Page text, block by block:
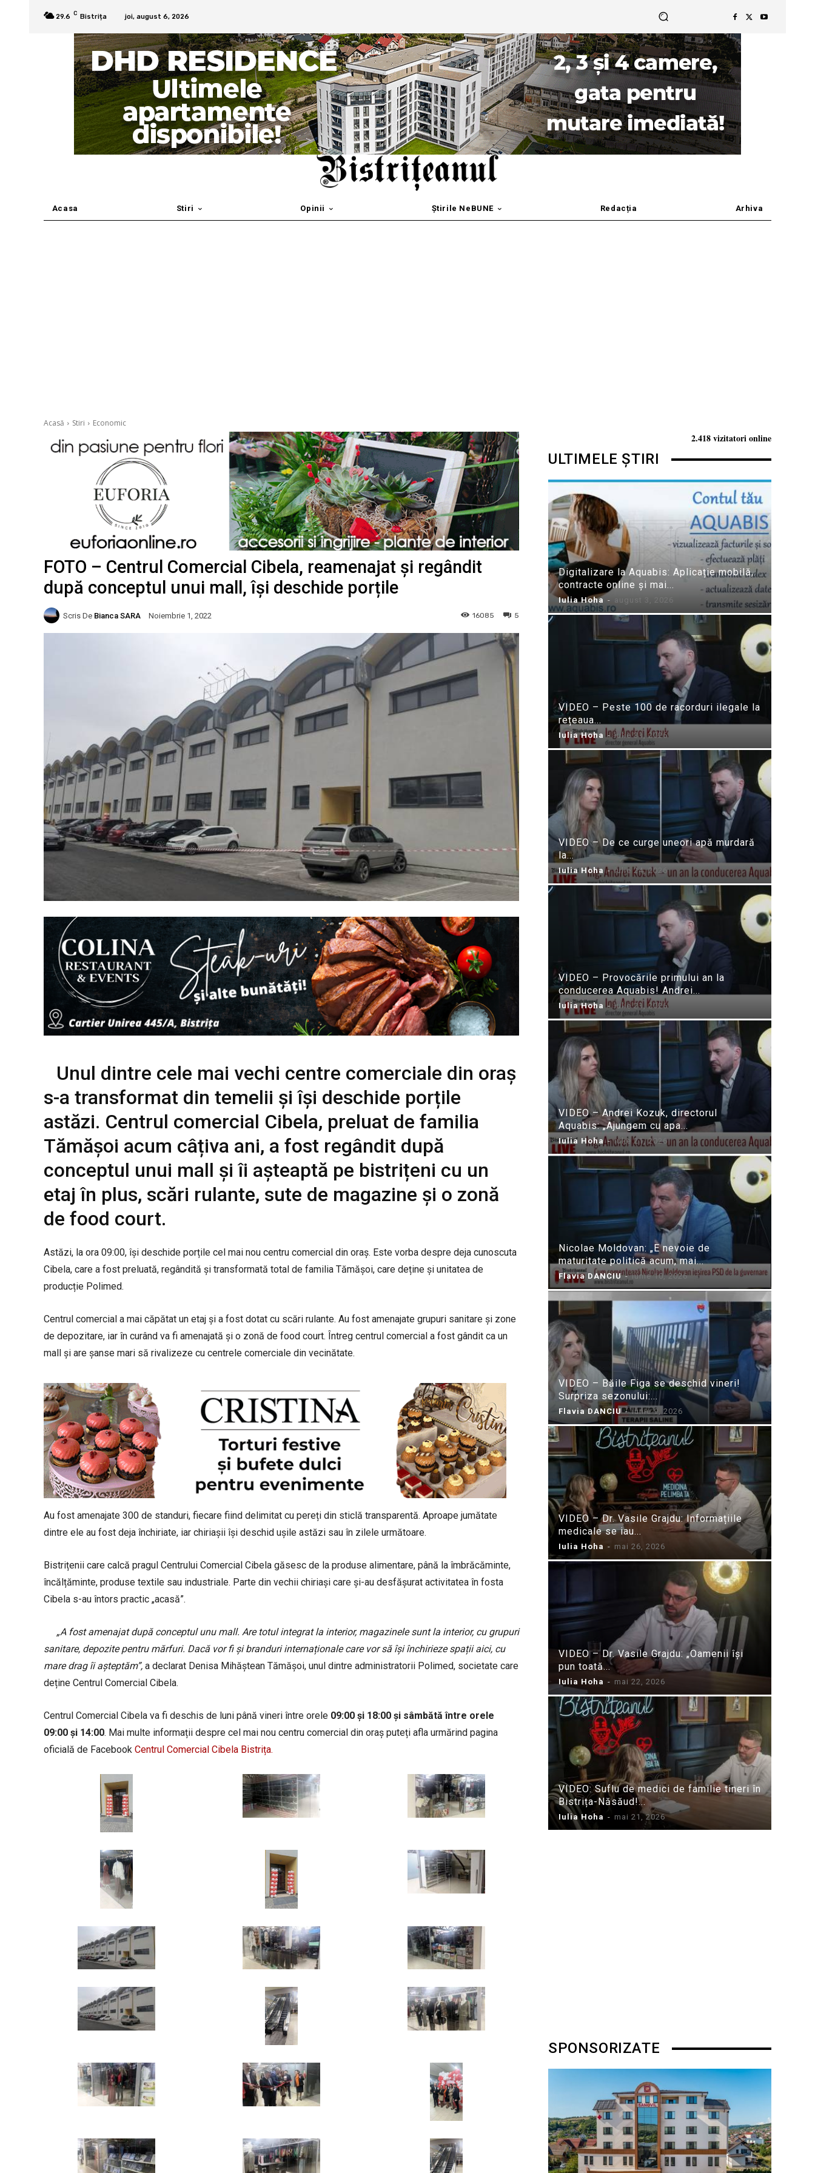
29.6 C Bistrița joi, august 6, 2026
Acasa Stiri Opinii Știrile NeBUNE Redacția Arhiva
Acasă Stiri Economic
FOTO – Centrul Comercial Cibela, reamenajat și regândit
după conceptul unui mall, își deschide porțile
Scris De Bianca SARA Noiembrie 1, 2022 5
16085
Unul dintre cele mai vechi centre comerciale din oraș
s-a transformat din temelii și își deschide porțile
astăzi. Centrul comercial Cibela, preluat de familia
Tămășoi acum câțiva ani, a fost regândit după
conceptul unui mall și îi așteaptă pe bistrițeni cu un
etaj în plus, scări rulante, sute de magazine și o zonă
de food court.
Astăzi, la ora 09:00, își deschide porțile cel mai nou centru comercial din oraș. Este vorba despre deja cunoscuta
Cibela, care a fost preluată, regândită și transformată total de familia Tămășoi, care deține și unitatea de
producție Polimed.
Centrul comercial a mai căpătat un etaj și a fost dotat cu scări rulante. Au fost amenajate grupuri sanitare și zone
de depozitare, iar în curând va fi amenajată și o zonă de food court. Întreg centrul comercial a fost gândit ca un
mall și are șanse mari să rivalizeze cu centrele comerciale din vecinătate.
Au fost amenajate 300 de standuri, fiecare fiind delimitat cu pereți din sticlă transparentă. Aproape jumătate
dintre ele au fost deja închiriate, iar chiriașii își deschid ușile astăzi sau în zilele următoare.
Bistrițenii care calcă pragul Centrului Comercial Cibela găsesc de la produse alimentare, până la îmbrăcăminte,
încălțăminte, produse textile sau industriale. Parte din vechii chiriași care și-au desfășurat activitatea în fosta
Cibela s-au întors practic „acasă”.
„A fost amenajat după conceptul unu mall. Are totul integrat la interior, magazinele sunt la interior, cu grupuri
sanitare, depozite pentru mărfuri. Dacă vor fi și branduri internaționale care vor să își închirieze spații aici, cu
mare drag îi așteptăm”, a declarat Denisa Mihăștean Tămășoi, unul dintre administratorii Polimed, societate care
deține Centrul Comercial Cibela.
Centrul Comercial Cibela va fi deschis de luni până vineri între orele 09:00 și 18:00 și sâmbătă între orele
09:00 și 14:00. Mai multe informații despre cel mai nou centru comercial din oraș puteți afla urmărind pagina
oficială de Facebook Centrul Comercial Cibela Bistrița.
2.418 vizitatori online
ULTIMELE ȘTIRI
Digitalizare la Aquabis: Aplicație mobilă,
contracte online și mai...
Iulia Hoha - august 3, 2026
VIDEO – Peste 100 de racorduri ilegale la
rețeaua...
Iulia Hoha - iulie 31, 2026
VIDEO – De ce curge uneori apă murdară
la...
Iulia Hoha - iulie 24, 2026
VIDEO – Provocările primului an la
conducerea Aquabis! Andrei...
Iulia Hoha - iulie 21, 2026
VIDEO – Andrei Kozuk, directorul
Aquabis: „Ajungem cu apa...
Iulia Hoha - iulie 21, 2026
Nicolae Moldovan: „E nevoie de
maturitate politică acum, mai...
Flavia DANCIU - iunie 10, 2026
VIDEO – Băile Figa se deschid vineri!
Surpriza sezonului:...
Flavia DANCIU - iunie 9, 2026
VIDEO – Dr. Vasile Grajdu: Informațiile
medicale se iau...
Iulia Hoha - mai 26, 2026
VIDEO – Dr. Vasile Grajdu: „Oamenii își
pun toată...
Iulia Hoha - mai 22, 2026
VIDEO: Suflu de medici de familie tineri în
Bistrița-Năsăud!...
Iulia Hoha - mai 21, 2026
SPONSORIZATE